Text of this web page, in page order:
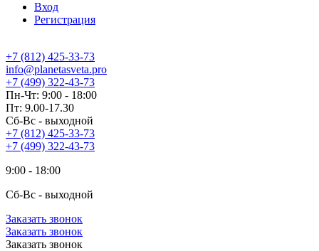
Вход
Регистрация
+7 (812) 425-33-73
info@planetasveta.pro
+7 (499) 322-43-73
Пн-Чт: 9:00 - 18:00
Пт: 9.00-17.30
Сб-Вс - выходной
+7 (812) 425-33-73
+7 (499) 322-43-73
9:00 - 18:00
Сб-Вс - выходной
Заказать звонок
Заказать звонок
Заказать звонок